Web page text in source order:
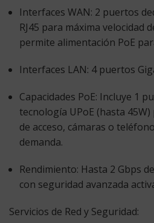
Interfaces WAN: 2 puertos
RJ45 para máxima velocidad
permite alimentación PoE
Interfaces LAN: 4 puertos
Capacidades PoE: Incluye 1
tecnología UPoE (hasta
de acceso, cámaras o
demanda.
Rendimiento: Hasta 2 Gbps
con seguridad avanzada
Servicios de Red y Seguridad: